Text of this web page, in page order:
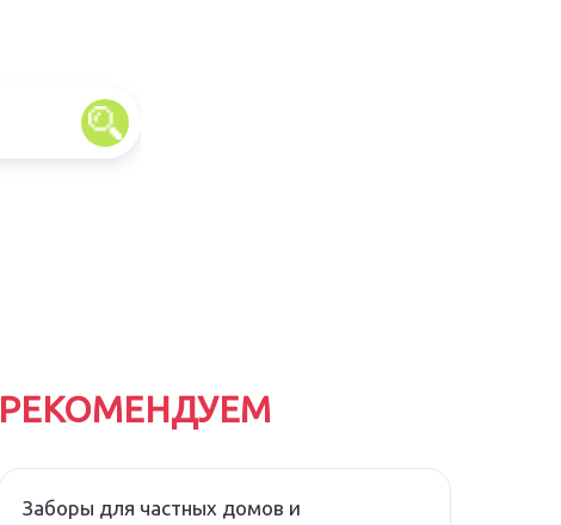
РЕКОМЕНДУЕМ
Заборы для частных домов и